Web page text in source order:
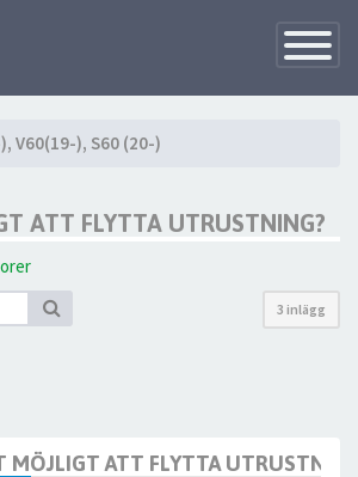
Toggle
V60(19-), S60 (20-)
ATT FLYTTA UTRUSTNING?
3 inlägg
MÖJLIGT ATT FLYTTA